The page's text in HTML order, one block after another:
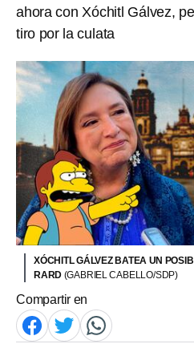
ahora con Xóchitl Gálvez,
tiro por la culata
XÓCHITL GÁLVEZ BATEA UN
RARD (GABRIEL CABELLO/SDP)
Compartir en